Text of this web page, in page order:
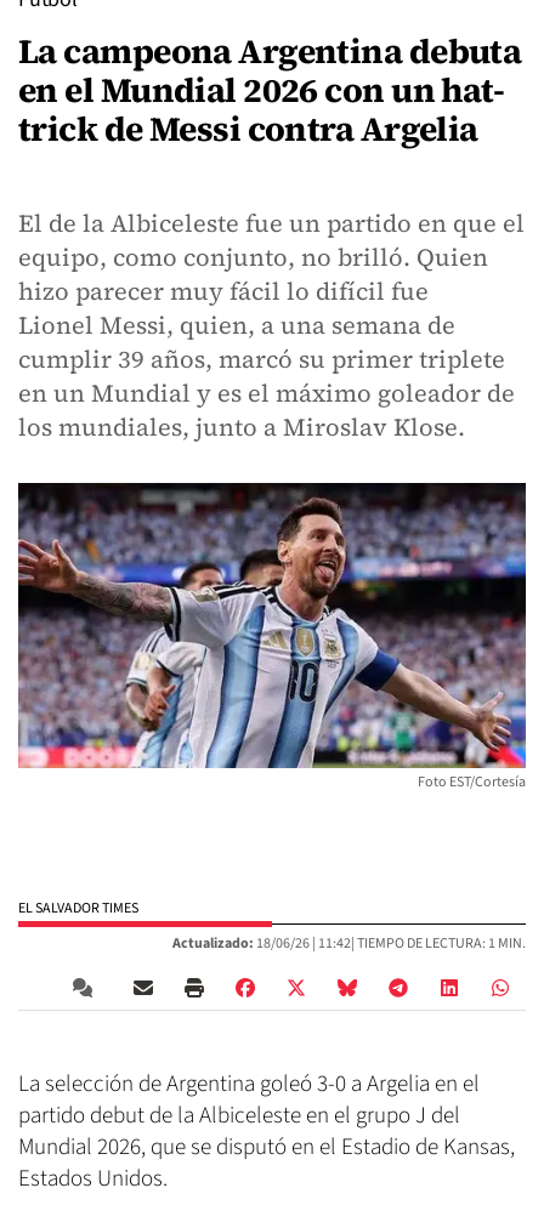
La campeona Argentina debuta
en el Mundial 2026 con un hat-
trick de Messi contra Argelia
El de la Albiceleste fue un partido en que el
equipo, como conjunto, no brilló. Quien
hizo parecer muy fácil lo difícil fue
Lionel Messi, quien, a una semana de
cumplir 39 años, marcó su primer triplete
en un Mundial y es el máximo goleador de
los mundiales, junto a Miroslav Klose.
Foto EST/Cortesía
EL SALVADOR TIMES
Actualizado: 18/06/26 | 11:42| TIEMPO DE LECTURA: 1 MIN.
La selección de Argentina goleó 3-0 a Argelia en el
partido debut de la Albiceleste en el grupo J del
Mundial 2026, que se disputó en el Estadio de Kansas,
Estados Unidos.